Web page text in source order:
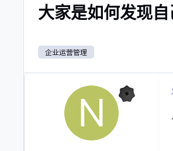
大家是如何发现
企业运营管理